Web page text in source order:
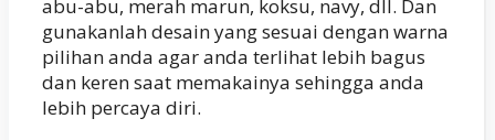
abu-abu, merah marun, koksu, navy, dll. Dan
gunakanlah desain yang sesuai dengan warna
pilihan anda agar anda terlihat lebih bagus
dan keren saat memakainya sehingga anda
lebih percaya diri.